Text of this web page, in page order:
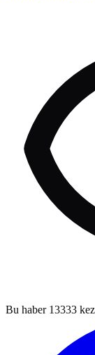
Bu haber 13333